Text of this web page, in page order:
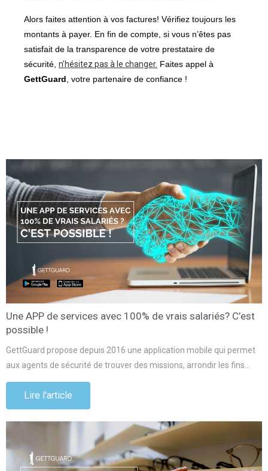
Alors faites attention à vos factures! Vérifiez toujours les
montants à payer. En fin de compte, si vous n’êtes pas
satisfait de la transparence de votre prestataire de
sécurité, n’hésitez pas à le changer. Faites appel à
GettGuard , votre partenaire de confiance !
Une APP de services avec 100% de vrais salariés? C’est
possible !
GettGuard propose depuis 2016 une application mobile qui permet
aux agents de sécurité de trouver des missions, arrondir les fins…
Lire l'article